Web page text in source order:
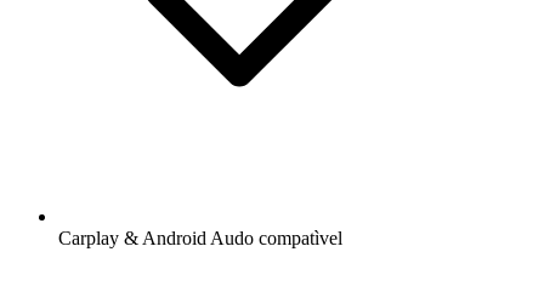
Carplay & Android Audo compatìvel